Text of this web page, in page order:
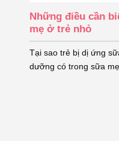
Những điều cần
mẹ ở trẻ nhỏ
Tại sao trẻ bị dị ứng
dưỡng có trong sữa